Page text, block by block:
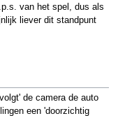
van het spel, dus als
liever dit standpunt
de camera de auto
een 'doorzichtig